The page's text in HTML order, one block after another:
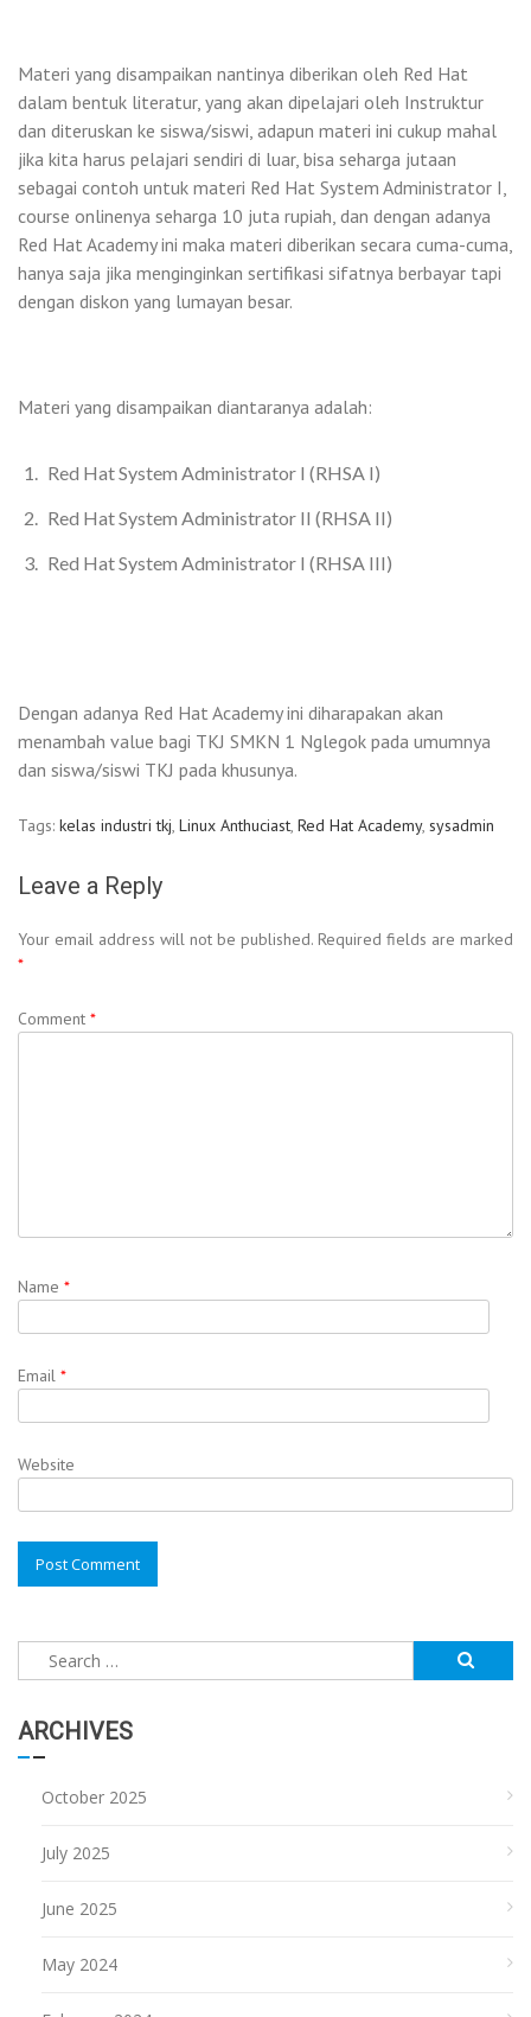
Materi yang disampaikan nantinya diberikan oleh Red Hat
dalam bentuk literatur, yang akan dipelajari oleh Instruktur
dan diteruskan ke siswa/siswi, adapun materi ini cukup mahal
jika kita harus pelajari sendiri di luar, bisa seharga jutaan
sebagai contoh untuk materi Red Hat System Administrator I,
course onlinenya seharga 10 juta rupiah, dan dengan adanya
Red Hat Academy ini maka materi diberikan secara cuma-cuma,
hanya saja jika menginginkan sertifikasi sifatnya berbayar tapi
dengan diskon yang lumayan besar.
Materi yang disampaikan diantaranya adalah:
Red Hat System Administrator I (RHSA I)
Red Hat System Administrator II (RHSA II)
Red Hat System Administrator I (RHSA III)
Dengan adanya Red Hat Academy ini diharapakan akan
menambah value bagi TKJ SMKN 1 Nglegok pada umumnya
dan siswa/siswi TKJ pada khusunya.
Tags: kelas industri tkj Linux Anthuciast Red Hat Academy, sysadmin
Leave a Reply
Your email address will not be published. Required fields are marked
*
Comment *
Name *
Email *
Website
Search
for:
ARCHIVES
October 2025
July 2025
June 2025
May 2024